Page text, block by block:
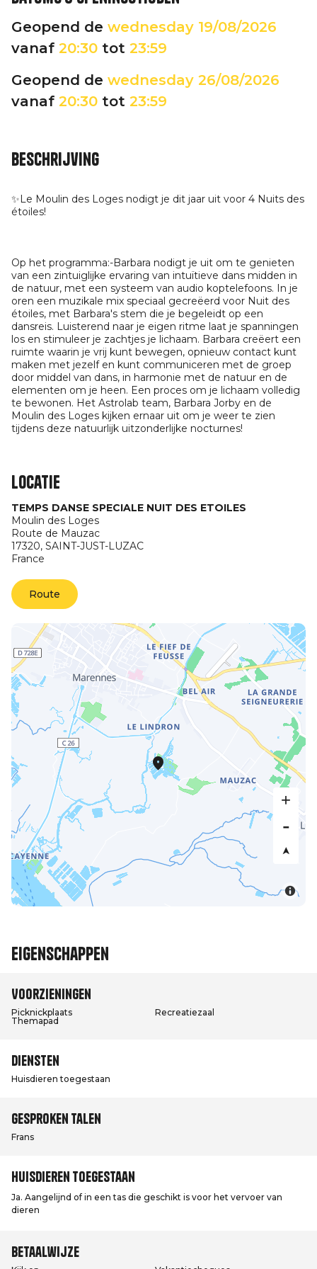
Geopend de wednesday 19/08/2026
vanaf 20:30 tot 23:59
Geopend de wednesday 26/08/2026
vanaf 20:30 tot 23:59
Beschrijving
✨Le Moulin des Loges nodigt je dit jaar uit voor 4 Nuits des
étoiles!
Op het programma:-Barbara nodigt je uit om te genieten
van een zintuiglijke ervaring van intuïtieve dans midden in
de natuur, met een systeem van audio koptelefoons. In je
oren een muzikale mix speciaal gecreëerd voor Nuit des
étoiles, met Barbara's stem die je begeleidt op een
dansreis. Luisterend naar je eigen ritme laat je spanningen
los en stimuleer je zachtjes je lichaam. Barbara creëert een
ruimte waarin je vrij kunt bewegen, opnieuw contact kunt
maken met jezelf en kunt communiceren met de groep
door middel van dans, in harmonie met de natuur en de
elementen om je heen. Een proces om je lichaam volledig
te bewonen. Het Astrolab team, Barbara Jorby en de
Moulin des Loges kijken ernaar uit om je weer te zien
tijdens deze natuurlijk uitzonderlijke nocturnes!
Locatie
TEMPS DANSE SPECIALE NUIT DES ETOILES
Moulin des Loges
Route de Mauzac
17320, SAINT-JUST-LUZAC
France
Route
Eigenschappen
Voorzieningen
Picknickplaats
Recreatiezaal
Themapad
Diensten
Huisdieren toegestaan
Gesproken talen
Frans
Huisdieren toegestaan
Ja. Aangelijnd of in een tas die geschikt is voor het vervoer van
dieren
Betaalwijze